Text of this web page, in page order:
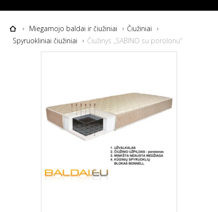
Miegamojo baldai ir čiužiniai
Čiužiniai
Spyruokliniai čiužiniai
Čiužinys „SABINO su porolonu“